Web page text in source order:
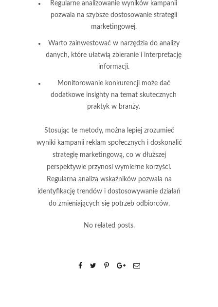
Regularne analizowanie wyników kampanii
pozwala na szybsze dostosowanie strategii
marketingowej.
Warto zainwestować w narzędzia do analizy
danych, które ułatwią zbieranie i interpretację
informacji.
Monitorowanie konkurencjimoże dać
dodatkowe insighty na temat skutecznych
praktyk w branży.
Stosując te metody, można lepiej zrozumieć
wyniki kampanii reklam społecznych i doskonalić
strategię marketingową, co w dłuższej
perspektywie przynosi wymierne korzyści.
Regularna analiza wskaźników pozwala na
identyfikację trendów i dostosowywanie działań
do zmieniających się potrzeb odbiorców.
No related posts.